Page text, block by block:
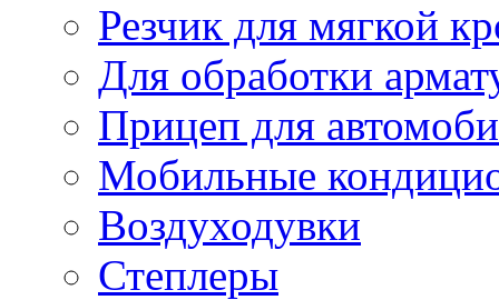
Резчик для мягкой
Для обработки
Прицеп для
Мобильные
Воздуходувки
Степлеры